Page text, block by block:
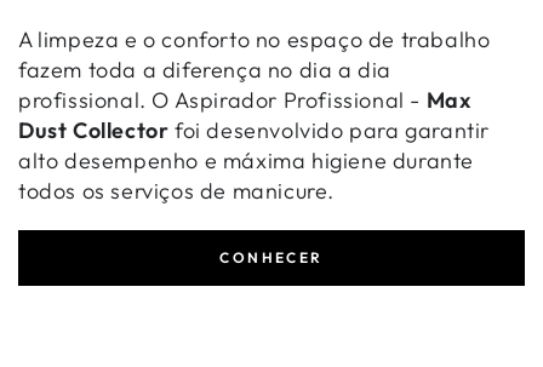
A limpeza e o conforto no espaço de trabalho
fazem toda a diferença no dia a dia
profissional. O Aspirador Profissional - Max
Dust Collector foi desenvolvido para garantir
alto desempenho e máxima higiene durante
todos os serviços de manicure.
CONHECER